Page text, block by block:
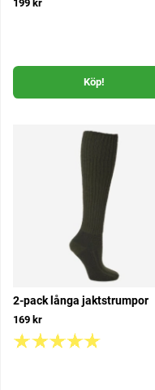
199 kr
Köp!
2-pack långa jaktstrumpor
169 kr